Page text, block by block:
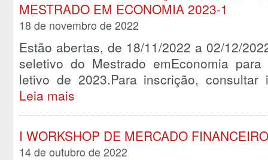
MESTRADO EM ECONOMIA 2023-1
18 de novembro de 2022
Estão abertas, de 18/11/2022 a 02/12/
seletivo do Mestrado emEconomia
letivo de 2023.Para inscrição,
Leia mais
I WORKSHOP DE MERCADO FINANCEIRO
14 de outubro de 2022